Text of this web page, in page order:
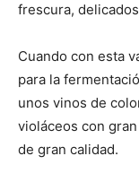
frescura,
Cuando con esta
para la
unos vinos de
violáceos con
de gran calidad.